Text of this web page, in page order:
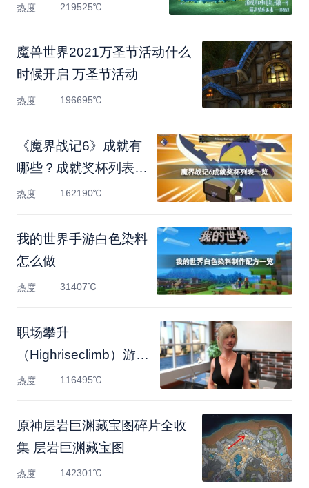
热度 219525℃
魔兽世界2021万圣节活动什么
时候开启 万圣节活动
热度 196695℃
《魔界战记6》成就有
哪些？成就奖杯列表一
览
热度 162190℃
我的世界手游白色染料
怎么做
热度 31407℃
职场攀升
（Highriseclimb）游戏
攻略 游戏怎么存档
热度 116495℃
原神层岩巨渊藏宝图碎片全收
集 层岩巨渊藏宝图
热度 142301℃